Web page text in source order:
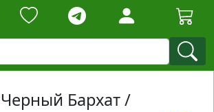
Бархат /